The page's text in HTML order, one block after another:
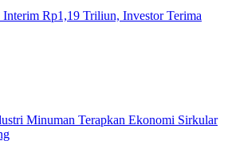
Rp1,19 Triliun, Investor Terima
Minuman Terapkan Ekonomi Sirkular